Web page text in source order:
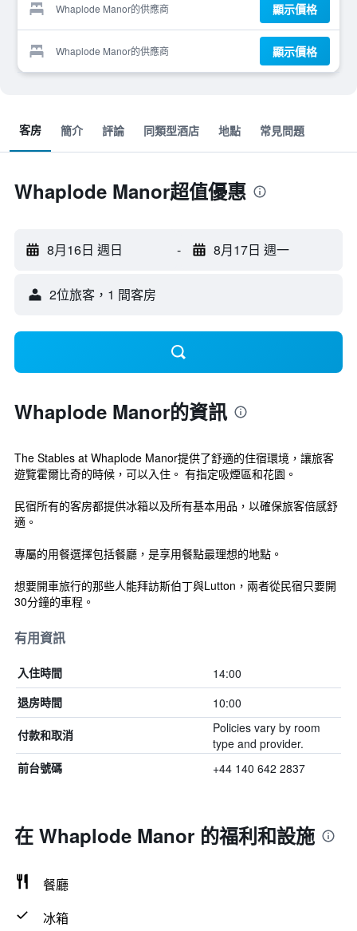
Whaplode Manor的供應商 顯示價格
Whaplode Manor的供應商 顯示價格
客房 簡介 評論 同類型酒店 地點 常見問題
Whaplode Manor超值優惠
8月16日 週日 - 8月17日 週一
2位旅客，1 間客房
Whaplode Manor的資訊
The Stables at Whaplode Manor提供了舒適的住宿環境，讓旅客
遊覽霍爾比奇的時候，可以入住。 有指定吸煙區和花園。
民宿所有的客房都提供冰箱以及所有基本用品，以確保旅客倍感舒
適。
專屬的用餐選擇包括餐廳，是享用餐點最理想的地點。
想要開車旅行的那些人能拜訪斯伯丁與Lutton，兩者從民宿只要開
30分鐘的車程。
有用資訊
入住時間 14:00
退房時間 10:00
付款和取消
Policies vary by room
type and provider.
前台號碼 +44 140 642 2837
在 Whaplode Manor 的福利和設施
餐廳
冰箱